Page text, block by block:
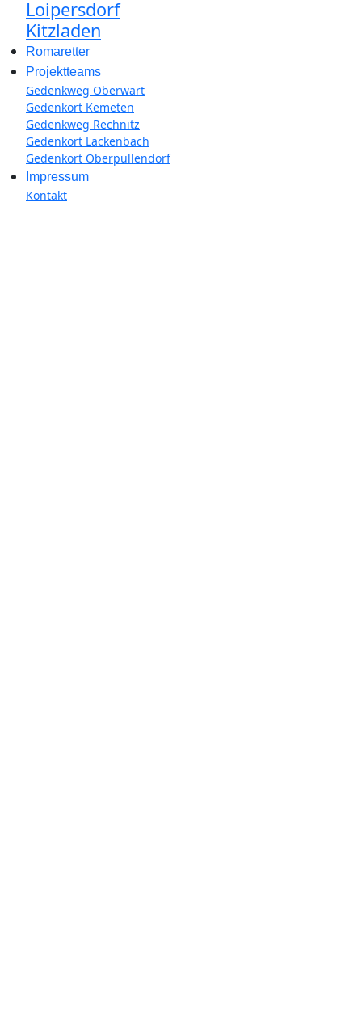
Loipersdorf
Kitzladen
Romaretter
Projektteams
Gedenkweg Oberwart
Gedenkort Kemeten
Gedenkweg Rechnitz
Gedenkort Lackenbach
Gedenkort Oberpullendorf
Impressum
Kontakt